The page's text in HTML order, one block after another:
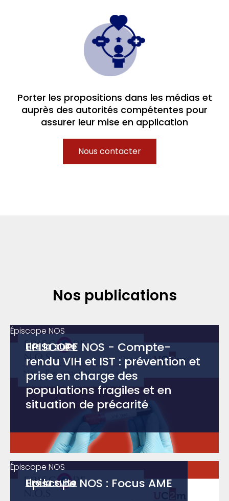
Porter les propositions dans les médias et
auprès des autorités compétentes pour
assurer leur mise en application
Nous contacter
Nos publications
EPISCOPE NOS - Compte-
rendu VIH et IST : prévention et
prise en charge des
populations fragiles et en
situation de précarité
Lire la suite
Épiscope NOS
Episcope NOS : Focus AME
Lire la suite
Épiscope NOS